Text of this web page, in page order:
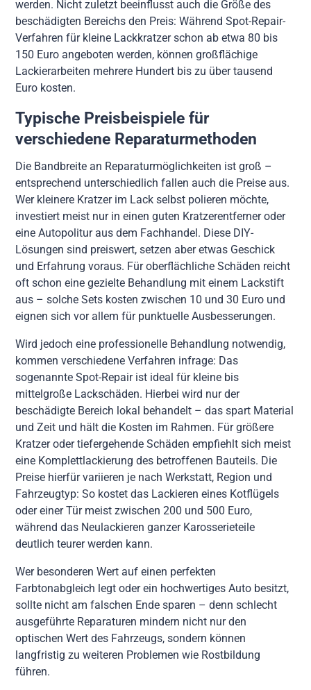
werden. Nicht zuletzt beeinflusst auch die Größe des
beschädigten Bereichs den Preis: Während Spot-Repair-
Verfahren für kleine Lackkratzer schon ab etwa 80 bis
150 Euro angeboten werden, können großflächige
Lackierarbeiten mehrere Hundert bis zu über tausend
Euro kosten.
Typische Preisbeispiele für
verschiedene Reparaturmethoden
Die Bandbreite an Reparaturmöglichkeiten ist groß –
entsprechend unterschiedlich fallen auch die Preise aus.
Wer kleinere Kratzer im Lack selbst polieren möchte,
investiert meist nur in einen guten Kratzerentferner oder
eine Autopolitur aus dem Fachhandel. Diese DIY-
Lösungen sind preiswert, setzen aber etwas Geschick
und Erfahrung voraus. Für oberflächliche Schäden reicht
oft schon eine gezielte Behandlung mit einem Lackstift
aus – solche Sets kosten zwischen 10 und 30 Euro und
eignen sich vor allem für punktuelle Ausbesserungen.
Wird jedoch eine professionelle Behandlung notwendig,
kommen verschiedene Verfahren infrage: Das
sogenannte Spot-Repair ist ideal für kleine bis
mittelgroße Lackschäden. Hierbei wird nur der
beschädigte Bereich lokal behandelt – das spart Material
und Zeit und hält die Kosten im Rahmen. Für größere
Kratzer oder tiefergehende Schäden empfiehlt sich meist
eine Komplettlackierung des betroffenen Bauteils. Die
Preise hierfür variieren je nach Werkstatt, Region und
Fahrzeugtyp: So kostet das Lackieren eines Kotflügels
oder einer Tür meist zwischen 200 und 500 Euro,
während das Neulackieren ganzer Karosserieteile
deutlich teurer werden kann.
Wer besonderen Wert auf einen perfekten
Farbtonabgleich legt oder ein hochwertiges Auto besitzt,
sollte nicht am falschen Ende sparen – denn schlecht
ausgeführte Reparaturen mindern nicht nur den
optischen Wert des Fahrzeugs, sondern können
langfristig zu weiteren Problemen wie Rostbildung
führen.